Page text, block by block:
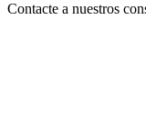
Contacte a nuestros